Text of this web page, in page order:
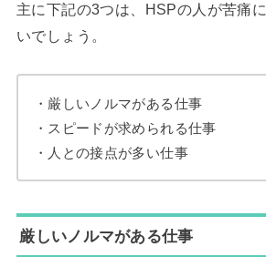
主に下記の3つは、HSPの人が苦痛
いでしょう。
・厳しいノルマがある仕事
・スピードが求められる仕事
・人との接点が多い仕事
厳しいノルマがある仕事